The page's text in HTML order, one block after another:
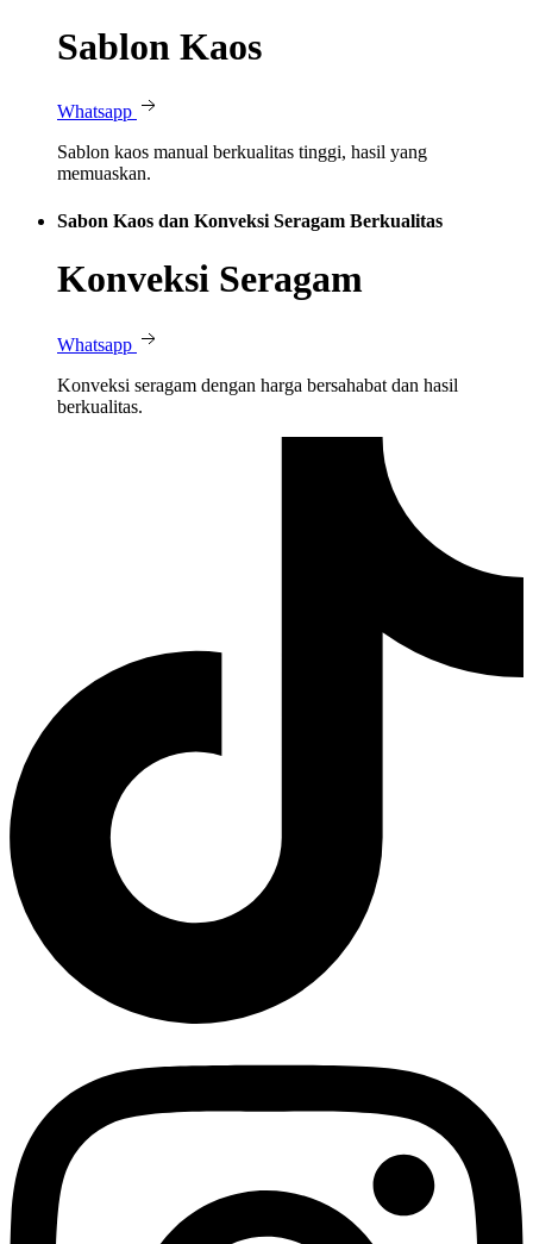
Sablon Kaos
Whatsapp
Sablon kaos manual berkualitas tinggi, hasil yang
memuaskan.
Sabon Kaos dan Konveksi Seragam Berkualitas
Konveksi Seragam
Whatsapp
Konveksi seragam dengan harga bersahabat dan hasil
berkualitas.